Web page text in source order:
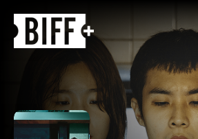
Tilgjengelighetslenker